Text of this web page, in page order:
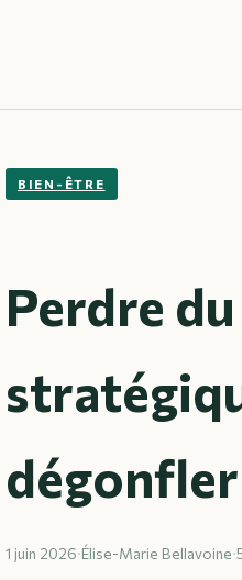
BIEN-ÊTRE
Perdre
dégonfler
1 juin 2026·Élise-Marie Bellavoine·